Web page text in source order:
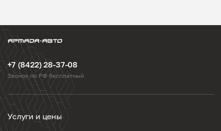
+7 (8422) 28-37-08
Звонок по РФ бесплатный
Услуги и цены